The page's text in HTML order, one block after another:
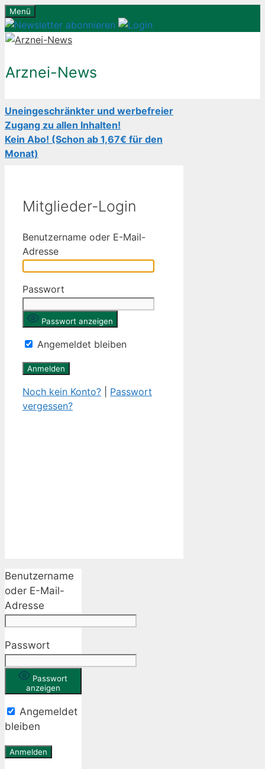
Zum
Inhalt
springen
Menü
Arznei-News
Uneingeschränkter und werbefreier
Zugang zu allen Inhalten!
Kein Abo! (Schon ab 1,67€ für den
Monat)
Mitglieder-Login
Benutzername oder E-Mail-
Adresse
Passwort
Passwort anzeigen
Angemeldet bleiben
Noch kein Konto?
Passwort
vergessen?
Benutzername
oder E-Mail-
Adresse
Passwort
Passwort
anzeigen
Angemeldet
bleiben